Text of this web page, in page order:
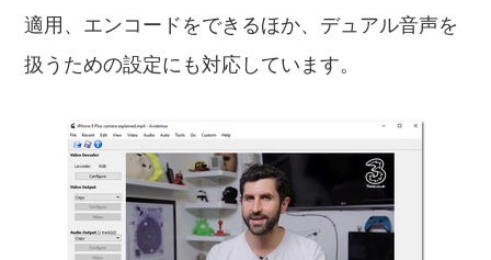
適用、エンコードをできるほか、デュアル音声を
扱うための設定にも対応しています。